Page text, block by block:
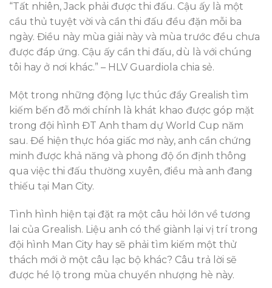
“Tất nhiên, Jack phải được thi đấu. Cậu ấy là một
cầu thủ tuyệt vời và cần thi đấu đều đặn mỗi ba
ngày. Điều này mùa giải này và mùa trước đều chưa
được đáp ứng. Cậu ấy cần thi đấu, dù là với chúng
tôi hay ở nơi khác.” – HLV Guardiola chia sẻ.
Một trong những động lực thúc đẩy Grealish tìm
kiếm bến đỗ mới chính là khát khao được góp mặt
trong đội hình ĐT Anh tham dự World Cup năm
sau. Để hiện thực hóa giấc mơ này, anh cần chứng
minh được khả năng và phong độ ổn định thông
qua việc thi đấu thường xuyên, điều mà anh đang
thiếu tại Man City.
Tình hình hiện tại đặt ra một câu hỏi lớn về tương
lai của Grealish. Liệu anh có thể giành lại vị trí trong
đội hình Man City hay sẽ phải tìm kiếm một thử
thách mới ở một câu lạc bộ khác? Câu trả lời sẽ
được hé lộ trong mùa chuyển nhượng hè này.